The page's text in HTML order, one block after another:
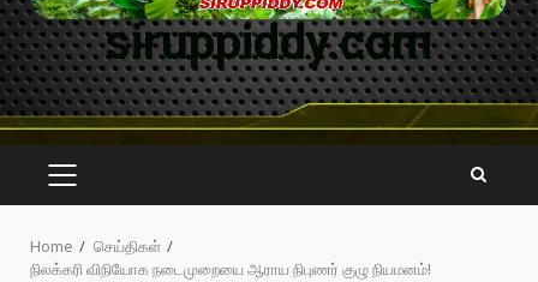
siruppiddy.com
Home
செய்திகள்
நிலக்கரி விநியோக நடைமுறையை ஆராய நிபுணர் குழு நியமனம்!